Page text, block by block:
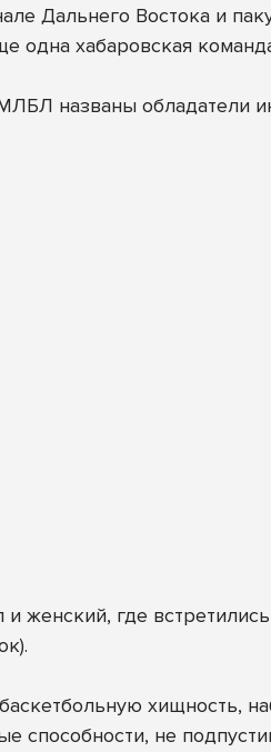
Дальнего Востока и
одна хабаровская
названы обладатели
где
хищность,
не